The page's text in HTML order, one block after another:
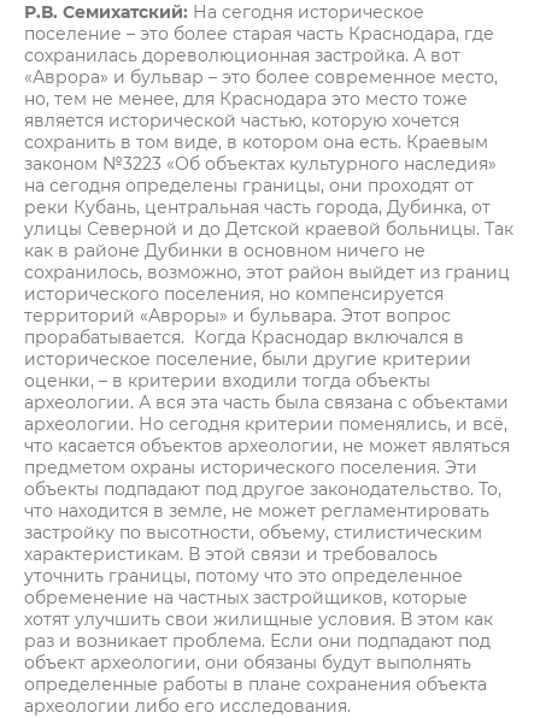
Р.В. Семихатский: На сегодня историческое
поселение – это более старая часть Краснодара, где
сохранилась дореволюционная застройка. А вот
«Аврора» и бульвар – это более современное место,
но, тем не менее, для Краснодара это место тоже
является исторической частью, которую хочется
сохранить в том виде, в котором она есть. Краевым
законом №3223 «Об объектах культурного наследия»
на сегодня определены границы, они проходят от
реки Кубань, центральная часть города, Дубинка, от
улицы Северной и до Детской краевой больницы. Так
как в районе Дубинки в основном ничего не
сохранилось, возможно, этот район выйдет из границ
исторического поселения, но компенсируется
территорий «Авроры» и бульвара. Этот вопрос
прорабатывается. Когда Краснодар включался в
историческое поселение, были другие критерии
оценки, – в критерии входили тогда объекты
археологии. А вся эта часть была связана с объектами
археологии. Но сегодня критерии поменялись, и всё,
что касается объектов археологии, не может являться
предметом охраны исторического поселения. Эти
объекты подпадают под другое законодательство. То,
что находится в земле, не может регламентировать
застройку по высотности, объему, стилистическим
характеристикам. В этой связи и требовалось
уточнить границы, потому что это определенное
обременение на частных застройщиков, которые
хотят улучшить свои жилищные условия. В этом как
раз и возникает проблема. Если они подпадают под
объект археологии, они обязаны будут выполнять
определенные работы в плане сохранения объекта
археологии либо его исследования.